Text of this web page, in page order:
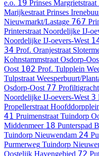
e.o. 19 Prinses Margrietstraat
Marijkestraat Prinses
Nieuwmarkt/Lastage 767
Printerstraat Noordelijke IJ-
Noordelijke IJ-oevers-West
34 Prof. Oranjestraat
Kohnstammstraat Osdorp-
Oost 102 Prof. Tulpplein
Tulpstraat Weesperbuurt/
Osdorp-Oost 77 Profiltigracht
Noordelijke IJ-oevers-West 3
Propellerstraat
41 Pruimenstraat Tuindorp
Middenmeer 18 Punterspad
Tuindorp Nieuwendam 24
Purmerweg Tuindorp
Oostelijk Havengebied 72